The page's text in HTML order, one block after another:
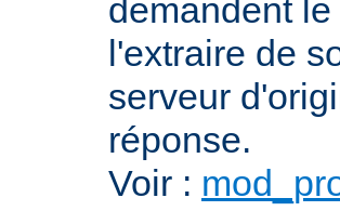
demandent
l'extraire de
serveur
réponse.
Voir :